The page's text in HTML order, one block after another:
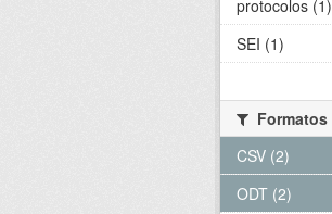
protocolos (1)
SEI (1)
Formatos
CSV (2)
ODT (2)